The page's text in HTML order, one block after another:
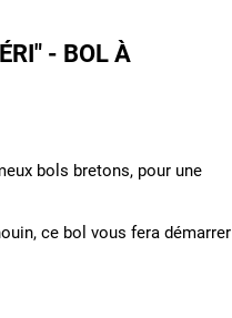
- BOL À
bols bretons, pour une
ce bol vous fera démarrer